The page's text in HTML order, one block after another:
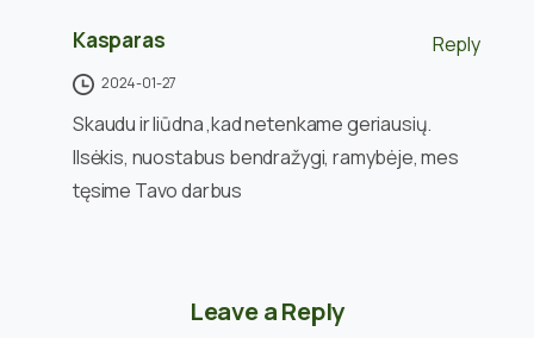
Kasparas Reply
2024-01-27
Skaudu ir liūdna ,kad netenkame geriausių.
Ilsėkis, nuostabus bendražygi, ramybėje, mes
tęsime Tavo darbus
Leave a Reply